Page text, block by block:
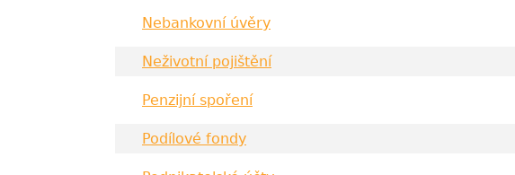
Nebankovní úvěry
Neživotní pojištění
Penzijní spoření
Podílové fondy